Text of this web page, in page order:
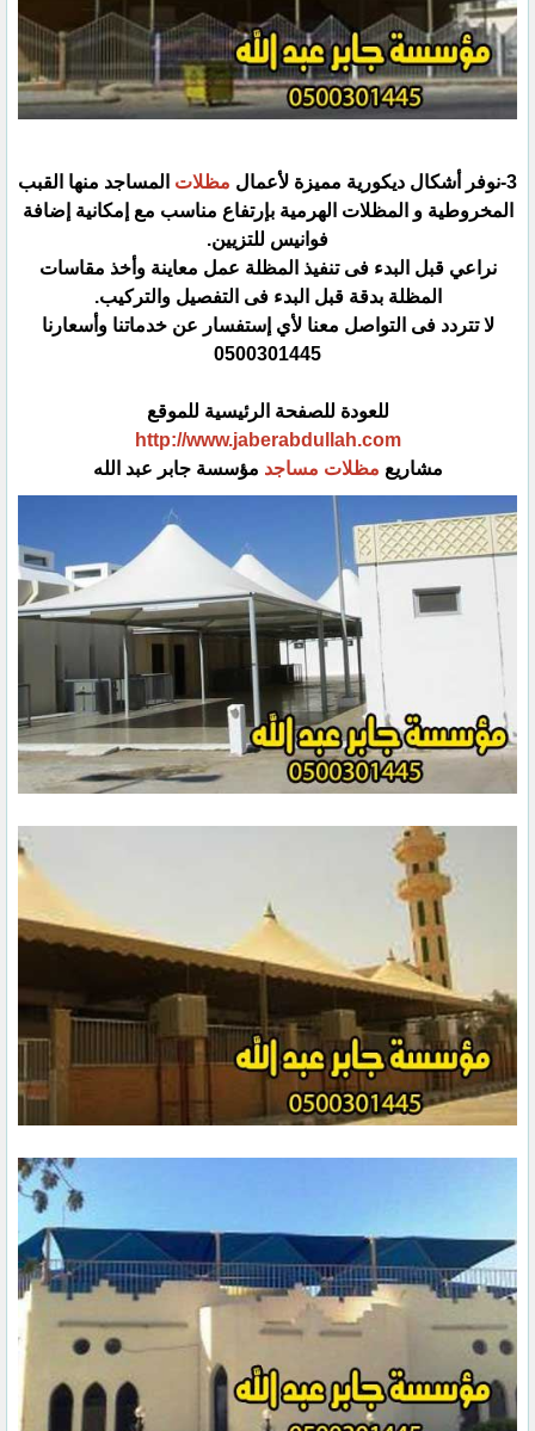
3-نوفر أشكال ديكورية مميزة لأعمال مظلات المساجد منها القبب
المخروطية و المظلات الهرمية بإرتفاع مناسب مع إمكانية إضافة
فوانيس للتزيين.
نراعي قبل البدء فى تنفيذ المظلة عمل معاينة وأخذ مقاسات
المظلة بدقة قبل البدء فى التفصيل والتركيب.
لا تتردد فى التواصل معنا لأي إستفسار عن خدماتنا وأسعارنا
0500301445
للعودة للصفحة الرئيسية للموقع
http://www.jaberabdullah.com
مشاريع مظلات مساجد مؤسسة جابر عبد الله